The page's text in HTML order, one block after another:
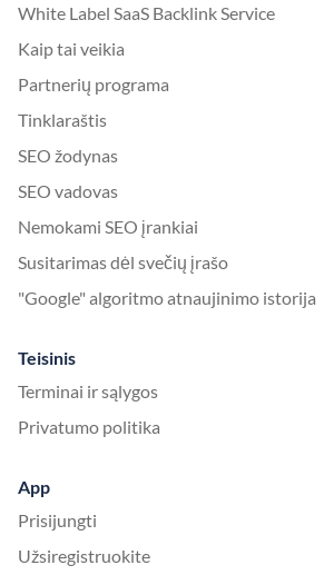
White Label SaaS Backlink Service
Kaip tai veikia
Partnerių programa
Tinklaraštis
SEO žodynas
SEO vadovas
Nemokami SEO įrankiai
Susitarimas dėl svečių įrašo
"Google" algoritmo atnaujinimo istorija
Teisinis
Terminai ir sąlygos
Privatumo politika
App
Prisijungti
Užsiregistruokite